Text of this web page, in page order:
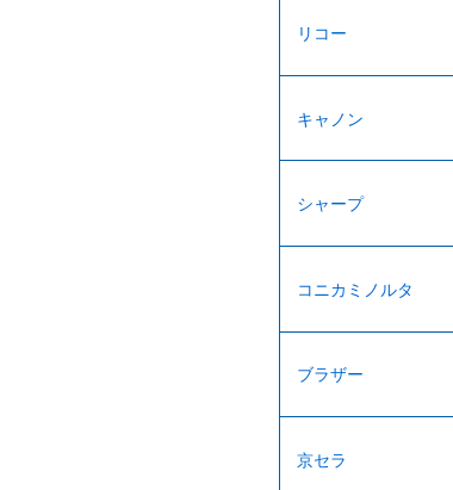
リコー
キャノン
シャープ
コニカミノルタ
ブラザー
京セラ